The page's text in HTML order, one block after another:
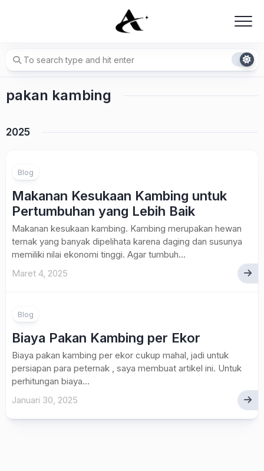
pakan kambing
2025
Blog
Makanan Kesukaan Kambing untuk
Pertumbuhan yang Lebih Baik
Makanan kesukaan kambing. Kambing merupakan hewan
ternak yang banyak dipelihata karena daging dan susunya
memiliki nilai ekonomi tinggi. Agar tumbuh...
Maret 4, 2025
Blog
Biaya Pakan Kambing per Ekor
Biaya pakan kambing per ekor cukup mahal, jadi untuk
persiapan para peternak , saya membuat artikel ini. Untuk
perhitungan biaya...
Januari 30, 2025